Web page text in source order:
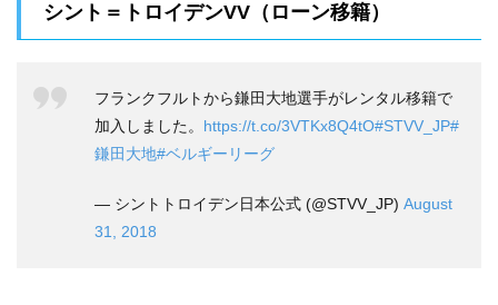
シント＝トロイデンVV（ローン移籍）
フランクフルトから鎌田大地選手がレンタル移籍で
加入しました。 https://t.co/3VTKx8Q4tO#STVV_JP#
鎌田大地#ベルギーリーグ
— シントトロイデン日本公式 (@STVV_JP) August
31, 2018